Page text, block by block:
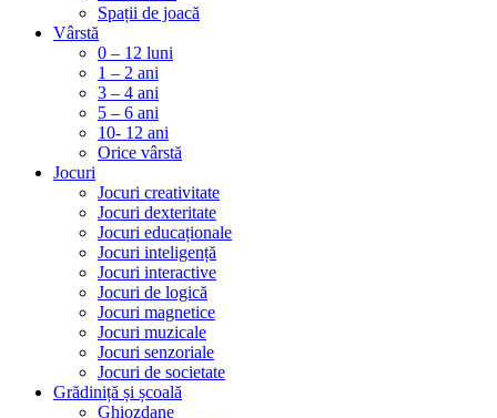
Spații de joacă
Vârstă
0 – 12 luni
1 – 2 ani
3 – 4 ani
5 – 6 ani
10- 12 ani
Orice vârstă
Jocuri
Jocuri creativitate
Jocuri dexteritate
Jocuri educaționale
Jocuri inteligență
Jocuri interactive
Jocuri de logică
Jocuri magnetice
Jocuri muzicale
Jocuri senzoriale
Jocuri de societate
Grădiniță și școală
Ghiozdane